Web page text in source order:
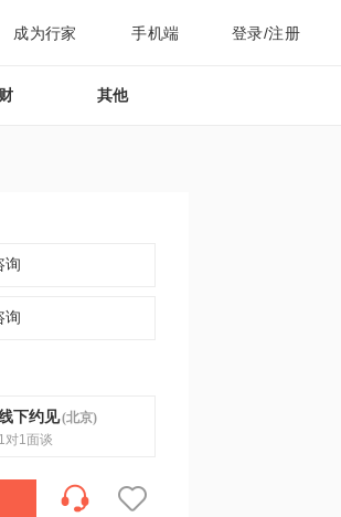
成为行家 手机端 登录/注册
其他
询
询
下约见(北京)
1对1面谈